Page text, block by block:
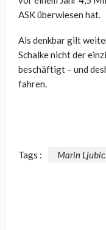
ASK überwiesen hat.
Als denkbar gilt
Schalke nicht der
beschäftigt – und
fahren.
Tags : Marin